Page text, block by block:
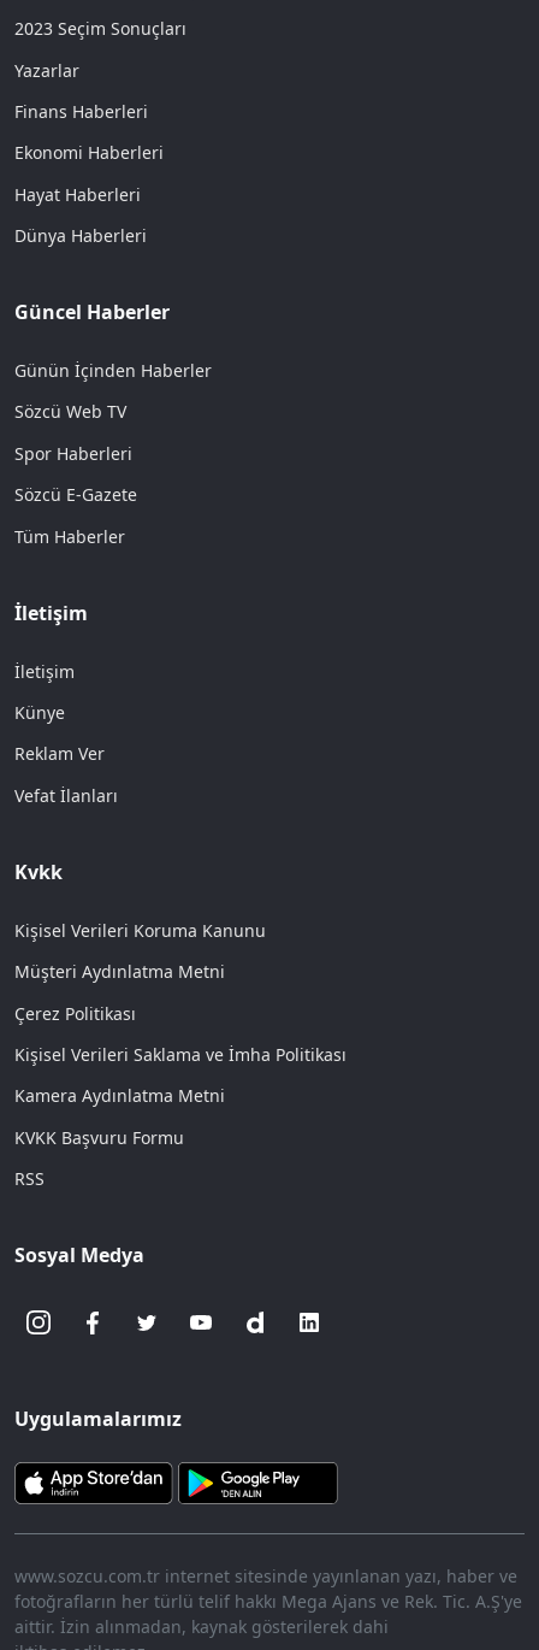
2023 Seçim Sonuçları
Yazarlar
Finans Haberleri
Ekonomi Haberleri
Hayat Haberleri
Dünya Haberleri
Güncel Haberler
Günün İçinden Haberler
Sözcü Web TV
Spor Haberleri
Sözcü E-Gazete
Tüm Haberler
İletişim
İletişim
Künye
Reklam Ver
Vefat İlanları
Kvkk
Kişisel Verileri Koruma Kanunu
Müşteri Aydınlatma Metni
Çerez Politikası
Kişisel Verileri Saklama ve İmha Politikası
Kamera Aydınlatma Metni
KVKK Başvuru Formu
RSS
Sosyal Medya
Uygulamalarımız
www.sozcu.com.tr internet sitesinde yayınlanan yazı, haber ve
fotoğrafların her türlü telif hakkı Mega Ajans ve Rek. Tic. A.Ş'ye
aittir. İzin alınmadan, kaynak gösterilerek dahi